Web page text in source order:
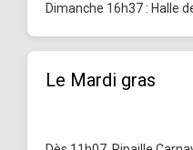
Dimanche 16h37 : Halle
Le Mardi gras